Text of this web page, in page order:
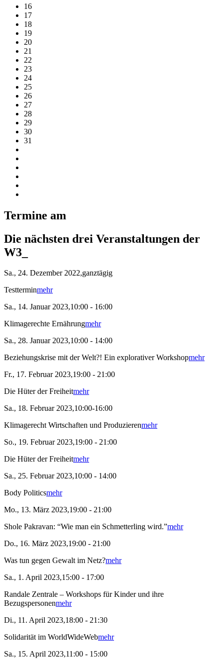
16
17
18
19
20
21
22
23
24
25
26
27
28
29
30
31
Termine am
Die nächsten drei Veranstaltungen der
W3_
Sa., 24. Dezember 2022,ganztägig
Testterminmehr
Sa., 14. Januar 2023,10:00 - 16:00
Klimagerechte Ernährungmehr
Sa., 28. Januar 2023,10:00 - 14:00
Beziehungskrise mit der Welt?! Ein explorativer Workshopmehr
Fr., 17. Februar 2023,19:00 - 21:00
Die Hüter der Freiheitmehr
Sa., 18. Februar 2023,10:00-16:00
Klimagerecht Wirtschaften und Produzierenmehr
So., 19. Februar 2023,19:00 - 21:00
Die Hüter der Freiheitmehr
Sa., 25. Februar 2023,10:00 - 14:00
Body Politicsmehr
Mo., 13. März 2023,19:00 - 21:00
Shole Pakravan: “Wie man ein Schmetterling wird.”mehr
Do., 16. März 2023,19:00 - 21:00
Was tun gegen Gewalt im Netz?mehr
Sa., 1. April 2023,15:00 - 17:00
Randale Zentrale – Workshops für Kinder und ihre
Bezugspersonenmehr
Di., 11. April 2023,18:00 - 21:30
Solidarität im WorldWideWebmehr
Sa., 15. April 2023,11:00 - 15:00